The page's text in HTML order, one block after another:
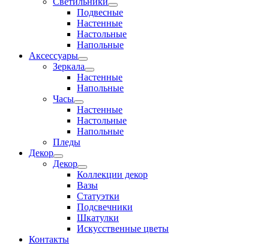
Подвесные
Настенные
Настольные
Напольные
Аксессуары
Зеркала
Настенные
Напольные
Часы
Настенные
Настольные
Напольные
Пледы
Декор
Декор
Коллекции декор
Вазы
Статуэтки
Подсвечники
Шкатулки
Искусственные цветы
Контакты